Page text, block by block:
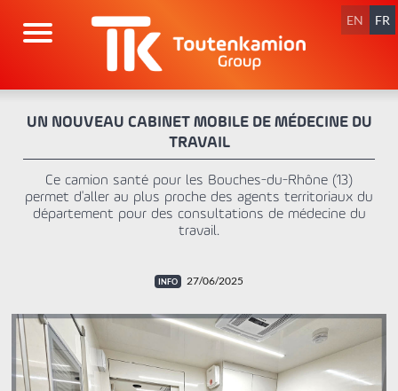
contenu
EN FR
UN NOUVEAU CABINET MOBILE DE MÉDECINE DU
TRAVAIL
Ce camion santé pour les Bouches-du-Rhône (13)
permet d'aller au plus proche des agents territoriaux du
département pour des consultations de médecine du
travail.
27/06/2025